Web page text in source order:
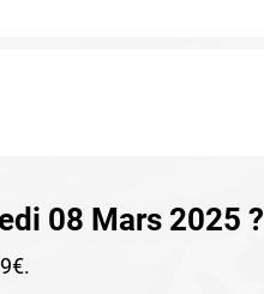
08 Mars 2025 ?